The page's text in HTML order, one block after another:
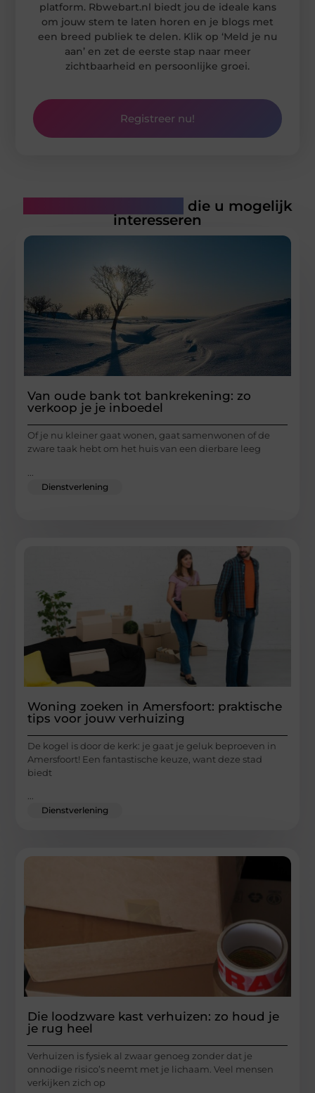
platform. Rbwebart.nl biedt jou de ideale kans
om jouw stem te laten horen en je blogs met
een breed publiek te delen. Klik op ‘Meld je nu
aan’ en zet de eerste stap naar meer
zichtbaarheid en persoonlijke groei.
Registreer nu!
die u mogelijk
interesseren
Van oude bank tot bankrekening: zo
verkoop je je inboedel
Of je nu kleiner gaat wonen, gaat samenwonen of de
zware taak hebt om het huis van een dierbare leeg
Dienstverlening
Woning zoeken in Amersfoort: praktische
tips voor jouw verhuizing
De kogel is door de kerk: je gaat je geluk beproeven in
Amersfoort! Een fantastische keuze, want deze stad
biedt
Dienstverlening
Die loodzware kast verhuizen: zo houd je
je rug heel
Verhuizen is fysiek al zwaar genoeg zonder dat je
onnodige risico’s neemt met je lichaam. Veel mensen
verkijken zich op